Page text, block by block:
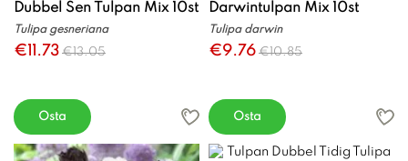
Dubbel Sen Tulpan Mix 10st
Tulipa gesneriana
€11.73 €13.05
Osta
Darwintulpan Mix 10st
Tulipa darwin
€9.76 €10.85
Osta